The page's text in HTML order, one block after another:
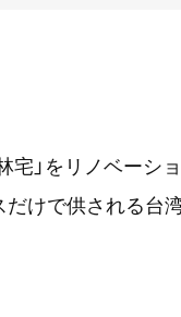
宅」をリノベーシ
けで供される台